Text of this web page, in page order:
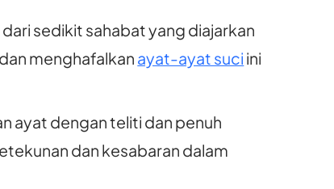
dari sedikit sahabat yang diajarkan
menghafalkan ayat-ayat suci ini
ayat dengan teliti dan penuh
dan kesabaran dalam